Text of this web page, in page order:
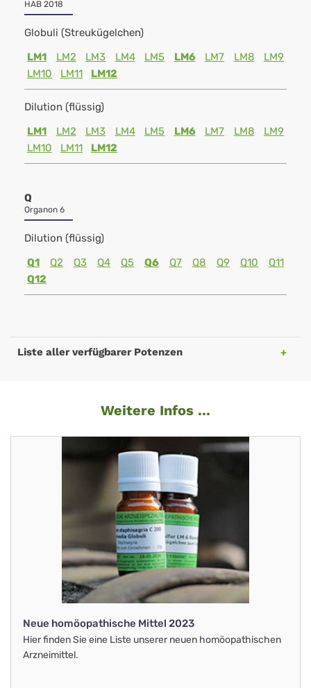
HAB 2018
Globuli (Streukügelchen)
LM1
LM2 LM3 LM4 LM5 LM6 LM7 LM8
LM9
LM10
LM11 LM12
Dilution (flüssig)
LM1
LM2 LM3 LM4 LM5 LM6 LM7 LM8
LM9
LM10
LM11 LM12
Q
Organon 6
Dilution (flüssig)
Q1
Q2 Q3 Q4 Q5 Q6 Q7 Q8 Q9 Q10
Q11
Q12
Liste aller verfügbarer Potenzen
Weitere Infos ...
Neue homöopathische Mittel 2023
Hier finden Sie eine Liste unserer neuen homöopathischen
Arzneimittel.